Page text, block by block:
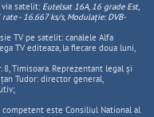
satelit: Eutelsat 16A, 16 grade Est,
- 16.667 ks/s, Modulație: DVB-
TV pe satelit: canalele Alfa
TV editeaza, la fiecare doua luni,
8, Timisoara. Reprezentant legal și
Tudor: director general,
este Consiliul National al